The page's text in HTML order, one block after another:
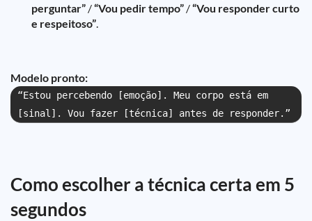
perguntar” /“Vou pedir tempo” /“Vou responder curto
e respeitoso”.
Modelo pronto:
“Estou percebendo [emoção]. Meu corpo está em
[sinal]. Vou fazer [técnica] antes de responder.”
Como escolher a técnica certa em 5
segundos